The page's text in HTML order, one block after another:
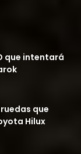
que intentará
que
Hilux